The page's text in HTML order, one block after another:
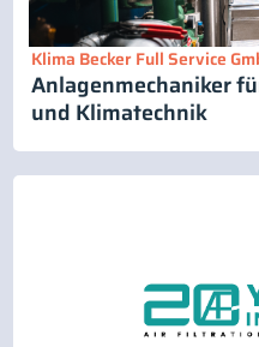
Klima Becker Full Service
Anlagenmechaniker
und Klimatechnik